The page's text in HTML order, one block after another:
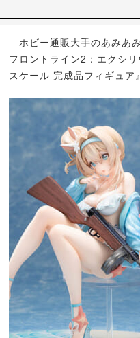
ホビー通販大手のあみあ
フロントライン2：エクシ
スケール 完成品フィギュア